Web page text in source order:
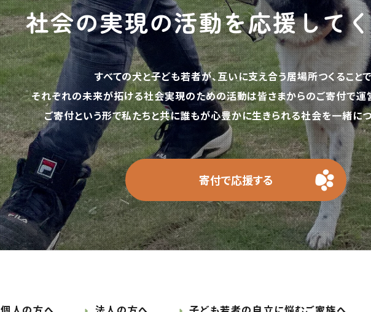
社会の実現の活動を応援して
すべての犬と子ども若者が、互いに支え合う居場所つくることで
それぞれの未来が拓ける社会実現のための活動は皆さまからのご寄付で運
ご寄付という形で私たちと共に誰もが心豊かに生きられる社会を一緒につ
寄付で応援する